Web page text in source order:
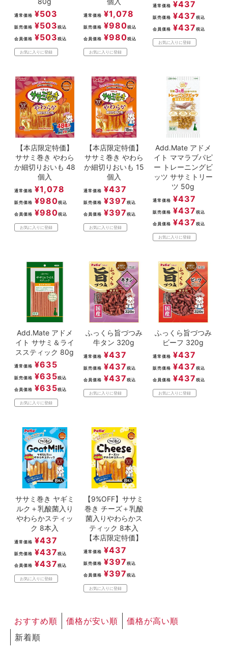
通常価格 ¥503
販売価格 ¥503 税込
会員価格 ¥503 税込
お気に入りに登録
通常価格 ¥1,078
販売価格 ¥980税込
会員価格 ¥980税込
お気に入りに登録
通常価格 ¥437
販売価格 ¥437 税込
会員価格 ¥437 税込
お気に入りに登録
【本店限定特価】
ササミ巻き やわら
か細切りおいも 48
個入
通常価格 ¥1,078
販売価格 ¥980税込
会員価格 ¥980税込
お気に入りに登録
【本店限定特価】
ササミ巻き やわら
か細切りおいも 15
個入
通常価格 ¥437
販売価格 ¥397 税込
会員価格 ¥397 税込
お気に入りに登録
Add.Mate アドメ
イト ママラブパピ
ー トレーニングビ
ッツ ササミトリー
ツ 50g
通常価格 ¥437
販売価格 ¥437 税込
会員価格 ¥437 税込
お気に入りに登録
Add.Mate アドメ
イト ササミ＆ライ
ススティック 80g
通常価格 ¥635
販売価格 ¥635税込
会員価格 ¥635税込
お気に入りに登録
ふっくら旨づつみ
牛タン 320g
通常価格 ¥437
販売価格 ¥437 税込
会員価格 ¥437 税込
お気に入りに登録
ふっくら旨づつみ
ビーフ 320g
通常価格 ¥437
販売価格 ¥437 税込
会員価格 ¥437 税込
お気に入りに登録
ササミ巻き ヤギミ
ルク＋乳酸菌入り
やわらかスティッ
ク 8本入
通常価格 ¥437
販売価格 ¥437 税込
会員価格 ¥437 税込
お気に入りに登録
【9%OFF】ササミ
巻き チーズ＋乳酸
菌入りやわらかス
ティック 8本入
【本店限定特価】
通常価格 ¥437
販売価格 ¥397 税込
会員価格 ¥397 税込
お気に入りに登録
おすすめ順 価格が安い順
価格が高い順
新着順